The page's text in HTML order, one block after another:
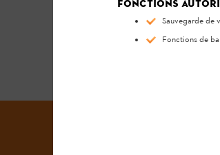
Fonctions
Sauvegarde de
Fonctions de